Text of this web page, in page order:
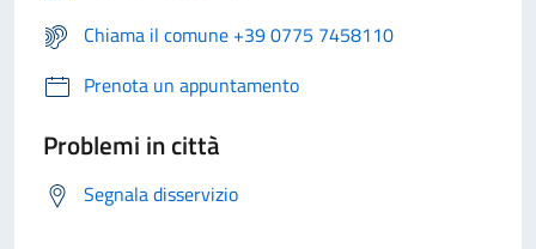
Chiama il comune +39 0775 7458110
Prenota un appuntamento
Problemi in città
Segnala disservizio